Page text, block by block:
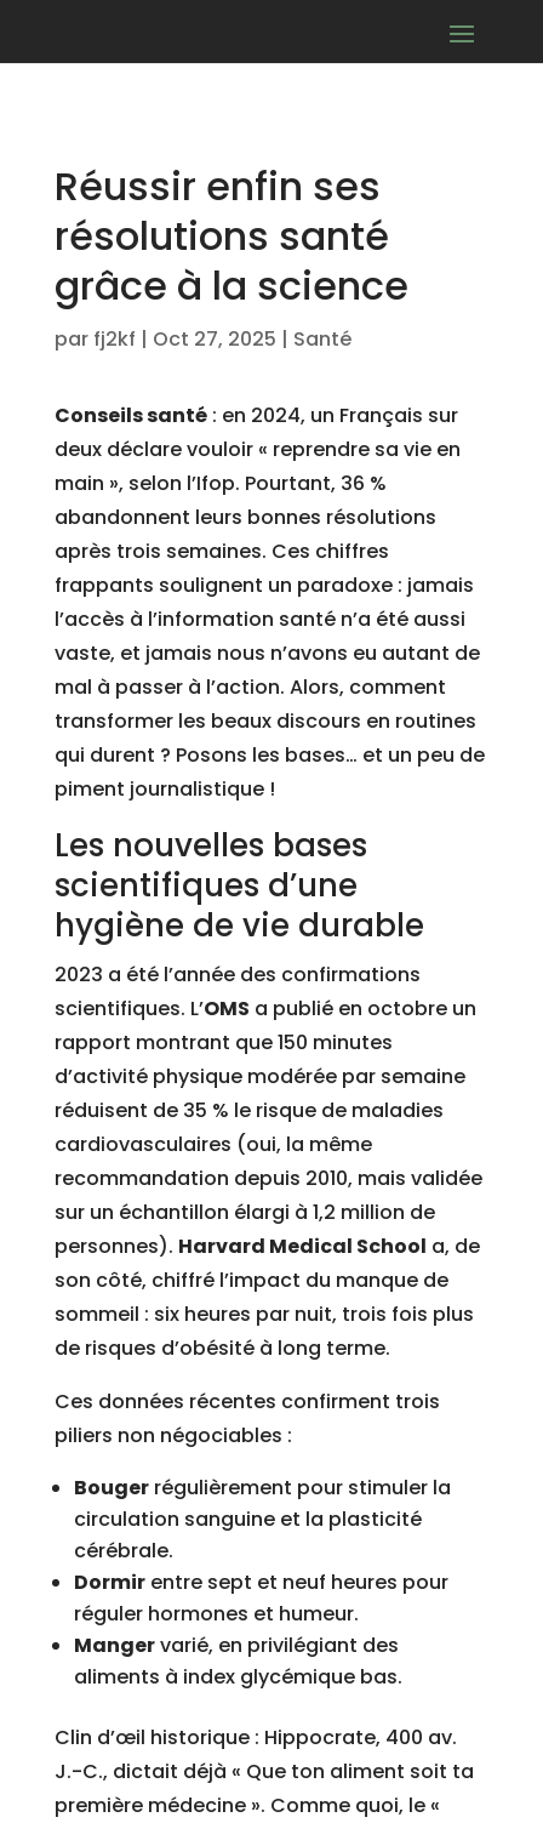
Réussir enfin ses
résolutions santé
grâce à la science
par fj2kf | Oct 27, 2025 | Santé
Conseils santé: en 2024, un Français sur
deux déclare vouloir « reprendre sa vie en
main », selon l’Ifop. Pourtant, 36 %
abandonnent leurs bonnes résolutions
après trois semaines. Ces chiffres
frappants soulignent un paradoxe : jamais
l’accès à l’information santé n’a été aussi
vaste, et jamais nous n’avons eu autant de
mal à passer à l’action. Alors, comment
transformer les beaux discours en routines
qui durent ? Posons les bases… et un peu de
piment journalistique !
Les nouvelles bases
scientifiques d’une
hygiène de vie durable
2023 a été l’année des confirmations
scientifiques. L’OMS a publié en octobre un
rapport montrant que 150 minutes
d’activité physique modérée par semaine
réduisent de 35 % le risque de maladies
cardiovasculaires (oui, la même
recommandation depuis 2010, mais validée
sur un échantillon élargi à 1,2 million de
personnes). Harvard Medical School a, de
son côté, chiffré l’impact du manque de
sommeil : six heures par nuit, trois fois plus
de risques d’obésité à long terme.
Ces données récentes confirment trois
piliers non négociables :
Bougerrégulièrement pour stimuler la
circulation sanguine et la plasticité
cérébrale.
Dormirentre sept et neuf heures pour
réguler hormones et humeur.
Mangervarié, en privilégiant des
aliments à index glycémique bas.
Clin d’œil historique : Hippocrate, 400 av.
J.-C., dictait déjà « Que ton aliment soit ta
première médecine ». Comme quoi, le «